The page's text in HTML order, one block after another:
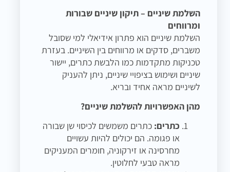
השלמת שיניים – תיקון שיניים שבורות
ומרווחים
השלמת שיניים הוא פתרון אידיאלי למי שסובל
משברים, סדקים או מרווחים בין השיניים. בעזרת
טכניקות מתקדמות כמו הלבשת כתרים, יישור
שיניים ושימוש בציפויי שיניים, ניתן להעניק
לשיניים מראה אחיד ובריא.
מהן האפשרויות להשלמת שיניים?
כתרים: כתרים משמשים לכיסוי שן שבורה
או פגומה. הם יכולים להיות עשויים
מחרסינה או זירקוניה, חומרים המעניקים
מראה טבעי לחלוטין.